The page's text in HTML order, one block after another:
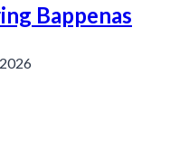
Bappenas